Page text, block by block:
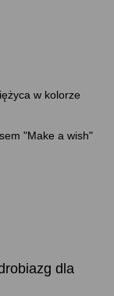
w kolorze
"Make a wish"
dla